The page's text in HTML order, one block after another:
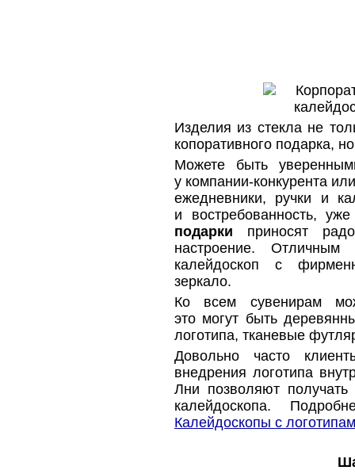
Изделия из стекла не
копоративного подарка,
Можете быть
у компании-конкурента
ежедневники, ручки и
и востребованность,
подарки приносят
настроение. Отличным
калейдоскоп с
зеркало.
Ко всем сувенирам
это могут быть
логотипа, тканевые
Довольно часто
внедрения логотипа
Лни позволяют
калейдоскопа.
Калейдоскопы с